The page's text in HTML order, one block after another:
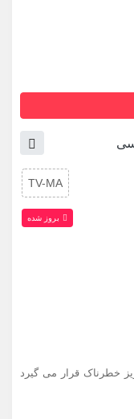
خطرناک قرار می گیرد
TV-MA
بروز‌ شده